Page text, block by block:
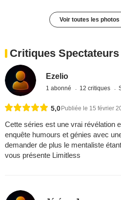
Voir toutes les photos
Critiques Spectateurs
Ezelio
1 abonné 12 critiques
5,0 Publiée le 15 février
Cette séries est une vrai révélation
enquête humours et génies avec
demander de plus le mentaliste
vous présente Limitless